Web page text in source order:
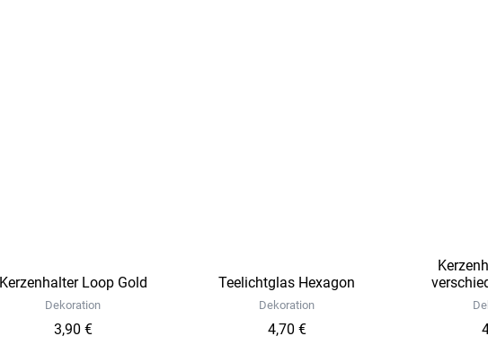
Kerzenhalter Loop Gold
Dekoration
3,90 €
Teelichtglas Hexagon
Dekoration
4,70 €